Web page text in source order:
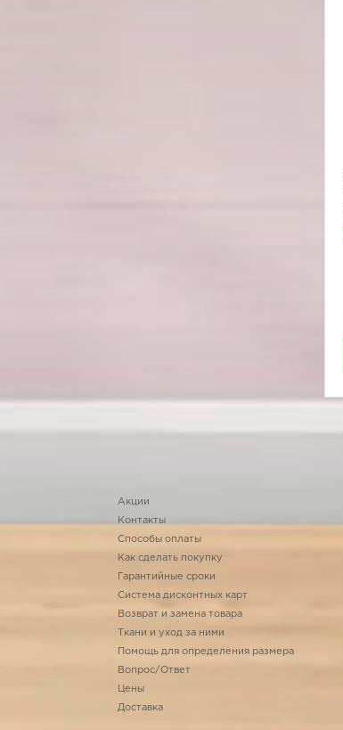
Акции
Контакты
Способы оплаты
Как сделать покупку
Гарантийные сроки
Система дисконтных карт
Возврат и замена товара
Ткани и уход за ними
Помощь для определения размера
Вопрос/Ответ
Цены
Доставка